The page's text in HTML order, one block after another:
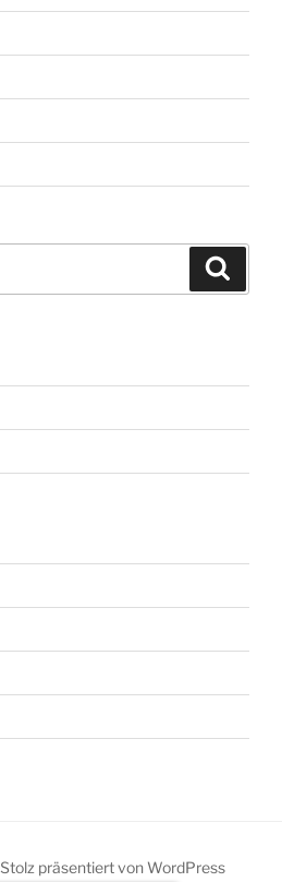
Stolz präsentiert von WordPress